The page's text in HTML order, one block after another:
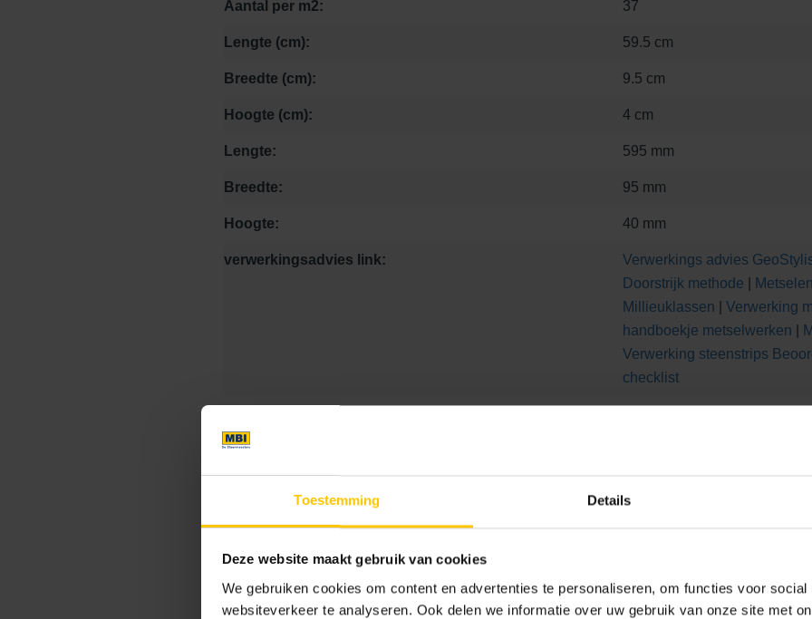
Toestemming Details
Deze website maakt gebruik van cookies
We gebruiken cookies om content en advertenties te personaliseren, om functies voor social
websiteverkeer te analyseren. Ook delen we informatie over uw gebruik van onze site met
Aantal per m2: 37
Lengte (cm): 59.5 cm
Breedte (cm): 9.5 cm
Hoogte (cm): 4 cm
Lengte: 595 mm
Breedte: 95 mm
Hoogte: 40 mm
verwerkingsadvies link: Verwerkings advies
Doorstrijk methode
Millieuklassen
Verwerking
handboekje metselwerken
Verwerking steenstrips
checklist
Standaard kleuren